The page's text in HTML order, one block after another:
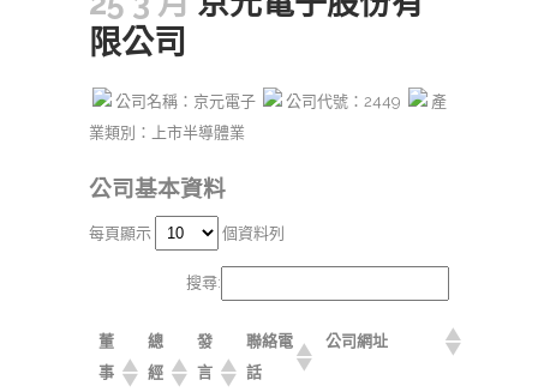
限公司
公司名稱：京元電子 公司代號：2449
產
業類別：上市半導體業
公司基本資料
每頁顯示 個資料列
搜尋:
董
事
總
經
發
言
聯絡電
話
公司網址